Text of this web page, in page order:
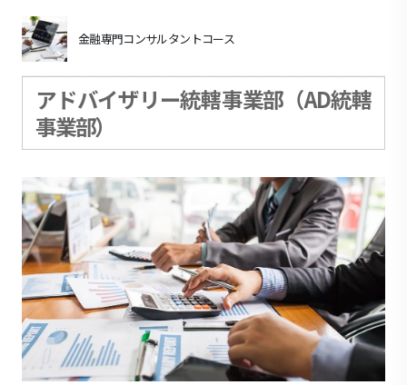
金融専門コンサルタントコース
アドバイザリー統轄事業部（AD統轄
事業部）